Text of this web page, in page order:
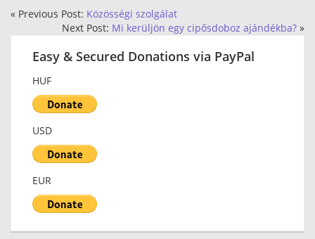
« Previous Post: Közösségi szolgálat
Next Post: Mi kerüljön egy cipősdoboz ajándékba? »
Easy & Secured Donations via PayPal
HUF
USD
EUR